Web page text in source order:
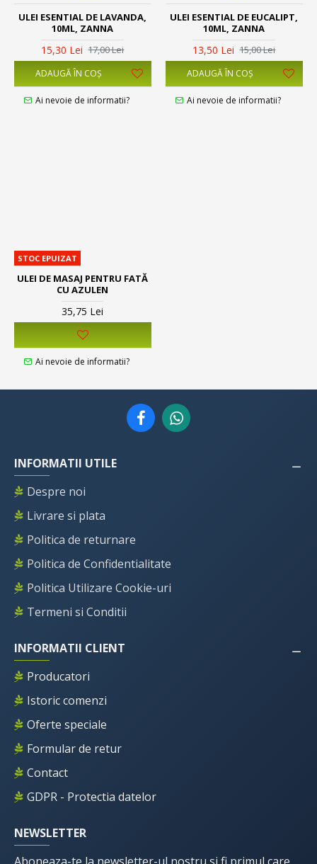
ULEI ESENTIAL DE LAVANDA,
10ML, ZANNA
15,30 Lei 17,00 Lei
ADAUGĂ ÎN COŞ
Ai nevoie de informatii?
ULEI ESENTIAL DE EUCALIPT,
10ML, ZANNA
13,50 Lei 15,00 Lei
ADAUGĂ ÎN COŞ
Ai nevoie de informatii?
STOC EPUIZAT
ULEI DE MASAJ PENTRU FATĂ
CU AZULEN
35,75 Lei
Ai nevoie de informatii?
INFORMATII UTILE
Despre noi
Livrare si plata
Politica de returnare
Politica de Confidentialitate
Politica Utilizare Cookie-uri
Termeni si Conditii
INFORMATII CLIENT
Producatori
Istoric comenzi
Oferte speciale
Formular de retur
Contact
GDPR - Protectia datelor
NEWSLETTER